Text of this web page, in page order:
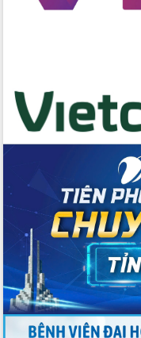
Tổ chức trang trọng Lễ hội Đền
Bệnh án điện tử thúc đẩy
số y tế tại Đắk Lắk
Chuyển đổi số thư viện: Mở
Đánh giá, rút kinh nghiệm
chức diễn tập trước ngày bầu
Chương trình “Gặp gỡ hữu nghị
Friendship Meeting New Year
Bầu cử Quốc hội và HĐND: Cử
Lắk gửi gắm niềm tin, kỳ vọng
phiếu
Đắk Lắk sẵn sàng các điều
Ngày hội bầu cử đại biểu Quốc
khóa XVI và HĐND các cấp